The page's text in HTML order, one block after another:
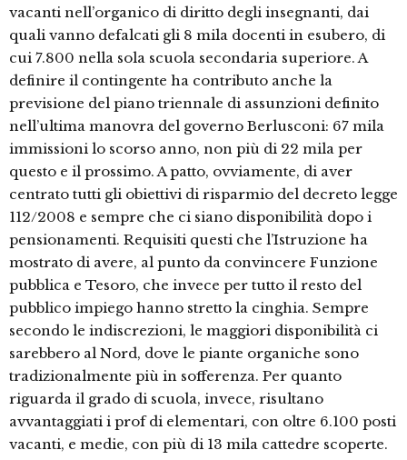
vacanti nell’organico di diritto degli insegnanti, dai
quali vanno defalcati gli 8 mila docenti in esubero, di
cui 7.800 nella sola scuola secondaria superiore. A
definire il contingente ha contributo anche la
previsione del piano triennale di assunzioni definito
nell’ultima manovra del governo Berlusconi: 67 mila
immissioni lo scorso anno, non più di 22 mila per
questo e il prossimo. A patto, ovviamente, di aver
centrato tutti gli obiettivi di risparmio del decreto legge
112/2008 e sempre che ci siano disponibilità dopo i
pensionamenti. Requisiti questi che l’Istruzione ha
mostrato di avere, al punto da convincere Funzione
pubblica e Tesoro, che invece per tutto il resto del
pubblico impiego hanno stretto la cinghia. Sempre
secondo le indiscrezioni, le maggiori disponibilità ci
sarebbero al Nord, dove le piante organiche sono
tradizionalmente più in sofferenza. Per quanto
riguarda il grado di scuola, invece, risultano
avvantaggiati i prof di elementari, con oltre 6.100 posti
vacanti, e medie, con più di 13 mila cattedre scoperte.